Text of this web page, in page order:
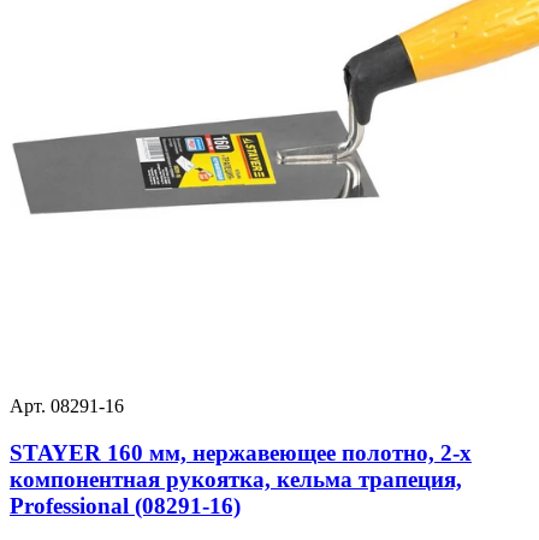
Арт. 08291-16
STAYER 160 мм, нержавеющее полотно, 2-х
компонентная рукоятка, кельма трапеция,
Professional (08291-16)